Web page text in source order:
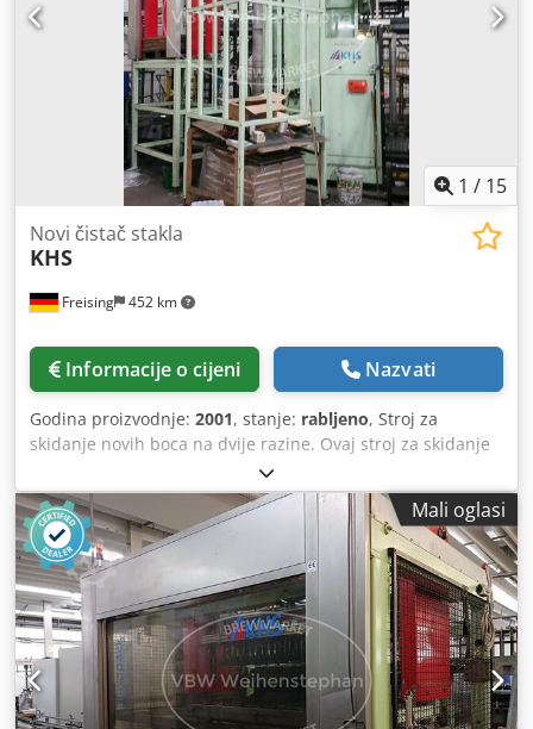
1 / 15
Freising 452 km
Novi čistač stakla
KHS
Informacije o cijeni Nazvati
Godina proizvodnje: 2001, stanje: rabljeno, Stroj za
skidanje novih boca na dvije razine. Ovaj stroj za skidanje
novih boca je depaletizer s podiznim okvirom u izvedbi s
jednim stupom. Na stupu se nalaze vodilice za prihvat
okvira koji se vertikalno pomiče na kotačima. Na podiznom
okviru montiran je mehanizam za prebacivanje. Boce se
odvode u gornjem dijelu stroja. Ispod mehanizma za
prebacivanje nalazi se ulaz i izlaz za transport paleta. Naš
tim iz VBW Asset Trade rado će odgovoriti na Vaša pitanja.
Pošaljite nam upit ili nas jednostavno nazovite! Stroj
(dodatak): Depaletizer s podiznim okvirom Snaga: 8,75 kW
Napon: 230/400 V Frekvencija: 50 Hz Tlak zraka: 5,0 bar; 8,0
Nm³/h Dedox T Ai Ispfx Akksck Duljina: 4020 mm Širina:
Mali oglasi